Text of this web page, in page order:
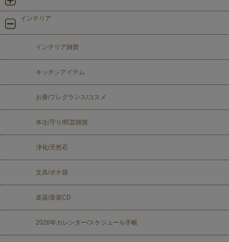
インテリア
インテリア雑貨
キッチンアイテム
お香/フレグランス/コスメ
本/お守り/民芸雑貨
浄化/天然石
文具/ポチ袋
楽器/音楽CD
2026年カレンダー/スケジュール手帳